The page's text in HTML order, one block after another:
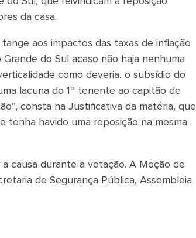
da casa.
aos impactos das taxas de inflação
do Sul acaso não haja nenhuma
como deveria, o subsídio do
lacuna do 1º tenente ao capitão de
consta na Justificativa da matéria, que
tenha havido uma reposição na mesma
causa durante a votação. A Moção de
de Segurança Pública, Assembleia